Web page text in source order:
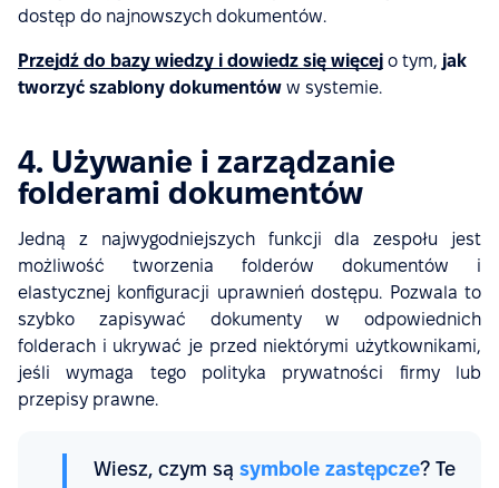
dostęp do najnowszych dokumentów.
Przejdź do bazy wiedzy i dowiedz się więcej o tym, jak
tworzyć szablony dokumentów w systemie.
4. Używanie i zarządzanie
folderami dokumentów
Jedną z najwygodniejszych funkcji dla zespołu jest
możliwość tworzenia folderów dokumentów i
elastycznej konfiguracji uprawnień dostępu. Pozwala to
szybko zapisywać dokumenty w odpowiednich
folderach i ukrywać je przed niektórymi użytkownikami,
jeśli wymaga tego polityka prywatności firmy lub
przepisy prawne.
Wiesz, czym są symbole zastępcze? Te